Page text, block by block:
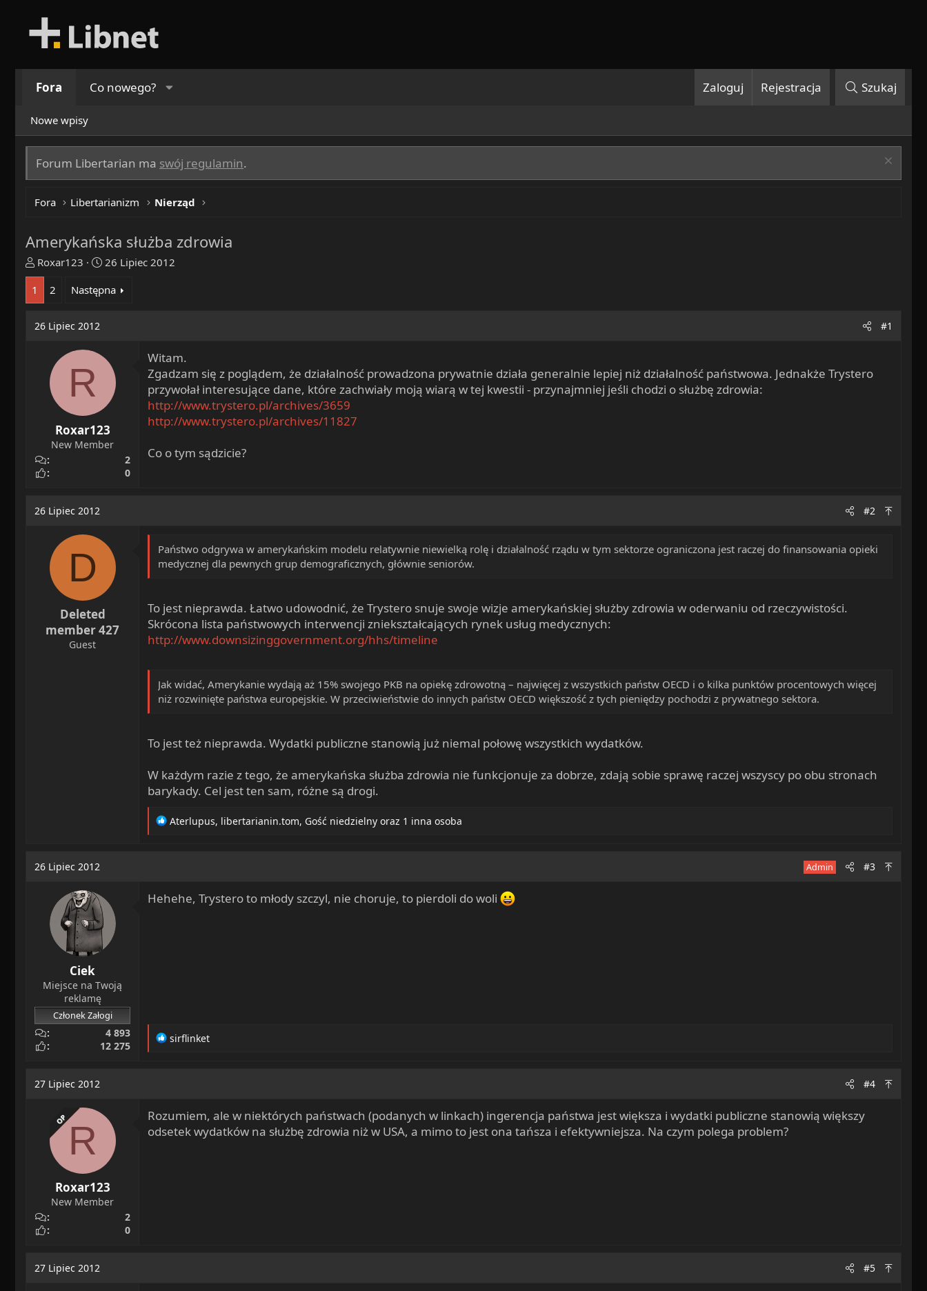
Fora Co nowego? Zaloguj Rejestracja Szukaj
Nowe wpisy
Forum Libertarian ma swój regulamin.
Fora Libertarianizm Nierząd
Amerykańska służba zdrowia
T
h
e
a
d
Roxar123
R
z
ę
26 Lipiec 2012
1
2 Następna
26 Lipiec 2012 #1
R
Roxar123
New Member
2
0
Witam.
Zgadzam się z poglądem, że działalność prowadzona prywatnie działa generalnie lepiej niż działalność państwowa. Jednakże Trystero
przywołał interesujące dane, które zachwiały moją wiarą w tej kwestii - przynajmniej jeśli chodzi o służbę zdrowia:
http://www.trystero.pl/archives/3659
http://www.trystero.pl/archives/11827
Co o tym sądzicie?
26 Lipiec 2012 #2
D
Deleted
member 427
Guest
Państwo odgrywa w amerykańskim modelu relatywnie niewielką rolę i działalność rządu w tym sektorze ograniczona jest raczej do finansowania opieki
medycznej dla pewnych grup demograficznych, głównie seniorów.
To jest nieprawda. Łatwo udowodnić, że Trystero snuje swoje wizje amerykańskiej służby zdrowia w oderwaniu od rzeczywistości.
Skrócona lista państwowych interwencji zniekształcających rynek usług medycznych:
http://www.downsizinggovernment.org/hhs/timeline
Jak widać, Amerykanie wydają aż 15% swojego PKB na opiekę zdrowotną – najwięcej z wszystkich państw OECD i o kilka punktów procentowych więcej
niż rozwinięte państwa europejskie. W przeciwieństwie do innych państw OECD większość z tych pieniędzy pochodzi z prywatnego sektora.
To jest też nieprawda. Wydatki publiczne stanowią już niemal połowę wszystkich wydatków.
W każdym razie z tego, że amerykańska służba zdrowia nie funkcjonuje za dobrze, zdają sobie sprawę raczej wszyscy po obu stronach
barykady. Cel jest ten sam, różne są drogi.
R
o
Aterlupus, libertarianin.tom, Gość niedzielny oraz 1 inna osoba
26 Lipiec 2012 Admin #3
Ciek
Miejsce na Twoją
reklamę
Członek Załogi
4 893
12 275
Hehehe, Trystero to młody szczyl, nie choruje, to pierdoli do woli
R
o
n
sirflinket
27 Lipiec 2012 #4
OP R
Roxar123
New Member
2
0
Rozumiem, ale w niektórych państwach (podanych w linkach) ingerencja państwa jest większa i wydatki publiczne stanowią większy
odsetek wydatków na służbę zdrowia niż w USA, a mimo to jest ona tańsza i efektywniejsza. Na czym polega problem?
27 Lipiec 2012 #5